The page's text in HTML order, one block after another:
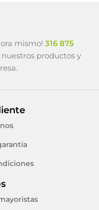
mismo! 316 875
productos y